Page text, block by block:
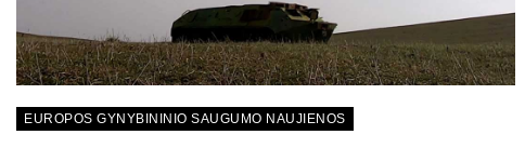
EUROPOS GYNYBININIO SAUGUMO NAUJIENOS